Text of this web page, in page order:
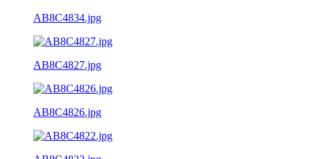
AB8C4834.jpg
AB8C4827.jpg
AB8C4826.jpg